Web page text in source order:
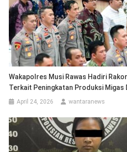
Wakapolres Musi Rawas Hadiri
Terkait Peningkatan Produksi Migas
April 24, 2026 wantaranews